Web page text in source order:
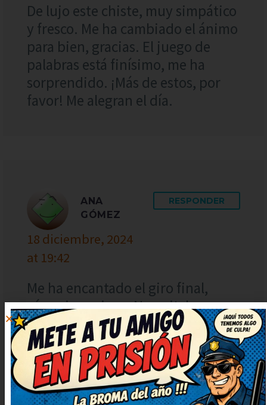
De lujo este chiste, muy simpático
y fresco. Me ha cambiado el ánimo
para bien, gracias. El juego de
palabras está finísimo, me ha
sorprendido. ¡Más de estos, por
favor! Me alegran el día.
ANA
GÓMEZ
18 diciembre, 2024
at 19:42
RESPONDER
Me ha encantado el giro final,
súper ingenioso. Necesitaba una
risa así, gracias por publicarlo.
Necesitaba una risa así, gracias
por publicarlo. ¡Más de estos, por
favor! Me alegran el día.